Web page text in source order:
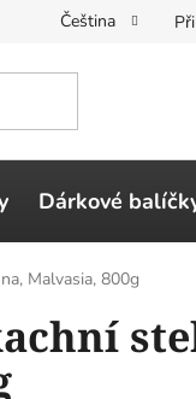
Čeština
Dárkové
Malvasia, 800g